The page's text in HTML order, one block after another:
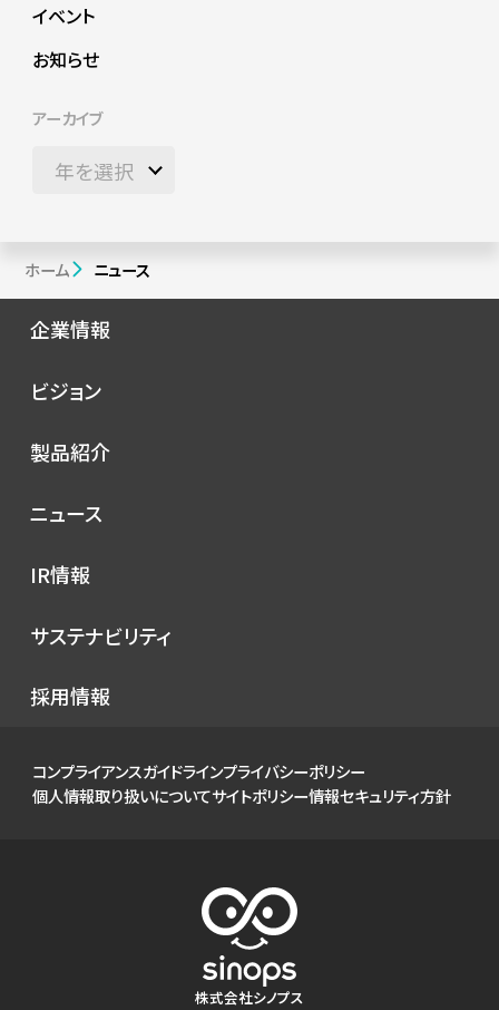
イベント
お知らせ
アーカイブ
ホーム ニュース
企業情報
会社概要
ビジョン
トップメッセージ
製品紹介
コンセプト
シノプスのこだわり
ニュース
プレスリリース
イベント
お知らせ
IR情報
IRニュース
財務ハイライト
IRライブラリ
サステナビリティ
環境
ガバナンス
採用情報
コンプライアンスガイドラインプライバシーポリシー
個人情報取り扱いについてサイトポリシー情報セキュリティ方針
株式会社シノプス